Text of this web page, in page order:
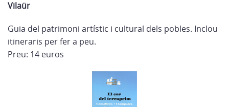
Vilaür
Guia del patrimoni artístic i cultural dels pobles. Inclou
itineraris per fer a peu.
Preu: 14 euros